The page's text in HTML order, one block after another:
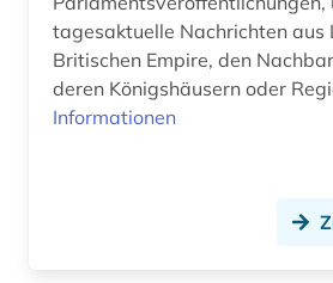
bildnis (1)
bildung (6)
Thueringen (1)
Tschechische Republik (1)
Tuerkei (1)
tagesaktuelle Nachrichten aus
Britischen Empire, den
deren Königshäusern oder
Informationen